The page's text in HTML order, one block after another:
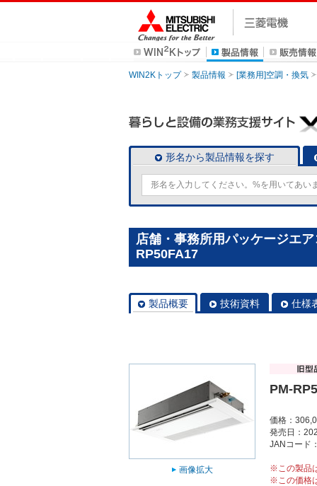
WIN2Kトップ 製品情報 [業務用]空調・換気
形名から製品情報を探す
店舗・事務所用パッケージエ
RP50FA17
製品概要 技術資料 仕様
画像拡大
PM-
価格：
発売日：
JANコード
※この製品
※この価格